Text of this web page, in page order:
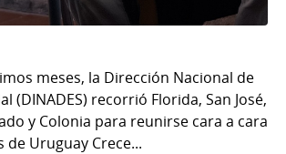
meses, la Dirección Nacional de
(DINADES) recorrió Florida, San José,
y Colonia para reunirse cara a cara
de Uruguay Crece...